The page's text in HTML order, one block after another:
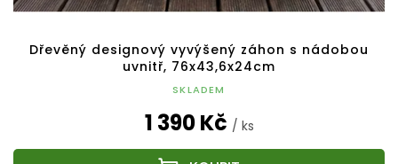
Dřevěný designový vyvýšený záhon s nádobou
uvnitř, 76x43,6x24cm
SKLADEM
1 390 Kč / ks